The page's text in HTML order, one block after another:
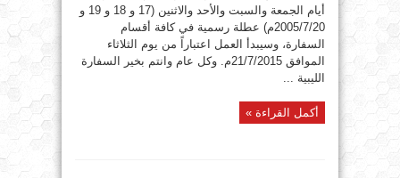
أيام الجمعة والسبت والأحد والاثنين (17 و 18 و 19 و
2005/7/20م) عطلة رسمية في كافة أقسام
السفارة، وسيبدأ العمل اعتباراً من يوم الثلاثاء
الموافق 21/7/2015م. وكل عام وانتم بخير السفارة
الليبية ...
أكمل القراءة »